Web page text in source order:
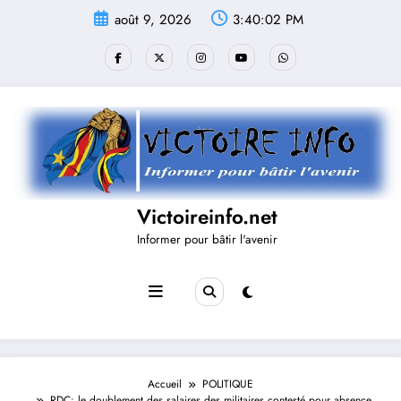
août 9, 2026 3:40:02 PM
Victoireinfo.net
Informer pour bâtir l'avenir
Accueil
POLITIQUE